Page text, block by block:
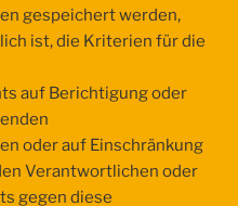
gespeichert werden,
ist, die Kriterien für die
auf Berichtigung oder
oder auf Einschränkung
Verantwortlichen oder
gegen diese